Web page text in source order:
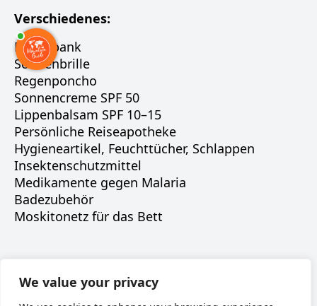
We value your privacy
Verschiedenes:
Powerbank
Sonnenbrille
Regenponcho
Sonnencreme SPF 50
Lippenbalsam SPF 10–15
Persönliche Reiseapotheke
Hygieneartikel, Feuchttücher, Schlappen
Insektenschutzmittel
Medikamente gegen Malaria
Badezubehör
Moskitonetz für das Bett
Наверх